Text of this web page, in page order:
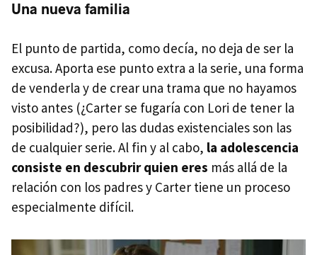
Una nueva familia
El punto de partida, como decía, no deja de ser la
excusa. Aporta ese punto extra a la serie, una forma
de venderla y de crear una trama que no hayamos
visto antes (¿Carter se fugaría con Lori de tener la
posibilidad?), pero las dudas existenciales son las
de cualquier serie. Al fin y al cabo, la adolescencia
consiste en descubrir quien eres más allá de la
relación con los padres y Carter tiene un proceso
especialmente difícil.